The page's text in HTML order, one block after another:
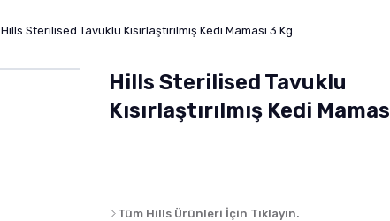
Hills Sterilised Tavuklu Kısırlaştırılmış Kedi Maması 3 Kg
Hills Sterilised Tavuklu
Kısırlaştırılmış Kedi
Tüm Hills Ürünleri İçin Tıklayın.